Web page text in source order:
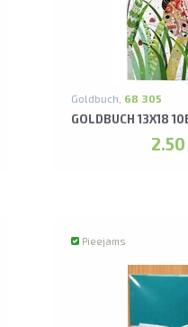
LEPORELLO ALBUMS
Goldbuch, 68 305
GOLDBUCH 13X18
Pieejams